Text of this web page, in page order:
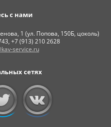
с нами
1 (ул. Попова, 150Б, цоколь)
+7 (913) 210 2628
service.ru
сетях